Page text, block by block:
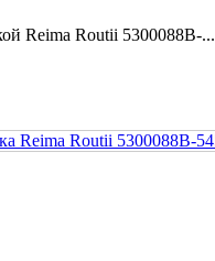
Reima Routii 5300088B-...